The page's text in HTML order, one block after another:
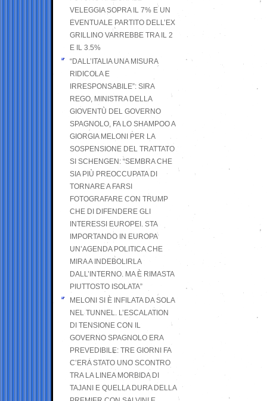
VELEGGIA SOPRA IL 7% E UN
EVENTUALE PARTITO DELL’EX
GRILLINO VARREBBE TRA IL 2
E IL 3.5%
“DALL’ITALIA UNA MISURA
RIDICOLA E
IRRESPONSABILE”: SIRA
REGO, MINISTRA DELLA
GIOVENTÙ DEL GOVERNO
SPAGNOLO, FA LO SHAMPOO A
GIORGIA MELONI PER LA
SOSPENSIONE DEL TRATTATO
SI SCHENGEN: “SEMBRA CHE
SIA PIÙ PREOCCUPATA DI
TORNARE A FARSI
FOTOGRAFARE CON TRUMP
CHE DI DIFENDERE GLI
INTERESSI EUROPEI. STA
IMPORTANDO IN EUROPA
UN’AGENDA POLITICA CHE
MIRA A INDEBOLIRLA
DALL’INTERNO. MA È RIMASTA
PIUTTOSTO ISOLATA”
MELONI SI È INFILATA DA SOLA
NEL TUNNEL. L’ESCALATION
DI TENSIONE CON IL
GOVERNO SPAGNOLO ERA
PREVEDIBILE: TRE GIORNI FA
C’ERA STATO UNO SCONTRO
TRA LA LINEA MORBIDA DI
TAJANI E QUELLA DURA DELLA